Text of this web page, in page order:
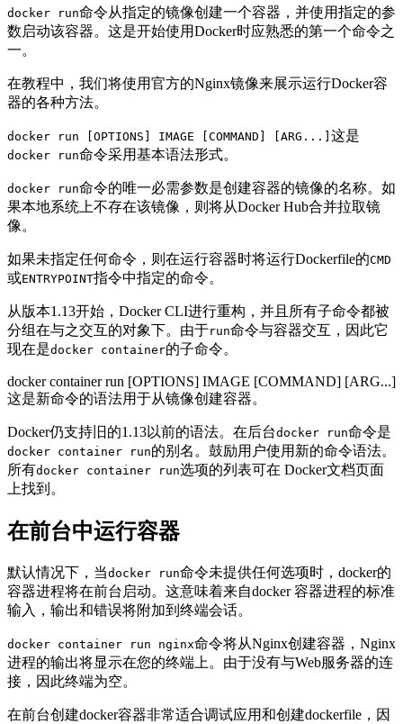
docker run命令从指定的镜像创建一个容器，并使用指定的参
数启动该容器。这是开始使用Docker时应熟悉的第一个命令之
一。
在教程中，我们将使用官方的Nginx镜像来展示运行Docker容
器的各种方法。
docker run [OPTIONS] IMAGE [COMMAND] [ARG...] 这是
docker run命令采用基本语法形式。
docker run命令的唯一必需参数是创建容器的镜像的名称。如
果本地系统上不存在该镜像，则将从Docker Hub合并拉取镜
像。
如果未指定任何命令，则在运行容器时将运行Dockerfile的CMD
或ENTRYPOINT指令中指定的命令。
从版本1.13开始，Docker CLI进行重构，并且所有子命令都被
分组在与之交互的对象下。由于run命令与容器交互，因此它
现在是docker container的子命令。
docker container run [OPTIONS] IMAGE [COMMAND] [ARG...]
这是新命令的语法用于从镜像创建容器。
Docker仍支持旧的1.13以前的语法。在后台docker run命令是
docker container run的别名。鼓励用户使用新的命令语法。
所有docker container run选项的列表可在 Docker文档页面
上找到。
在前台中运行容器
默认情况下，当docker run命令未提供任何选项时，docker的
容器进程将在前台启动。这意味着来自docker 容器进程的标准
输入，输出和错误将附加到终端会话。
docker container run nginx命令将从Nginx创建容器，Nginx
进程的输出将显示在您的终端上。由于没有与Web服务器的连
接，因此终端为空。
在前台创建docker容器非常适合调试应用和创建dockerfile，因